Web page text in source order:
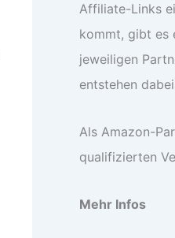
Affiliate-Links
kommt, gibt es
jeweiligen
entstehen
Als Amazon-
qualifizierten
Mehr Infos